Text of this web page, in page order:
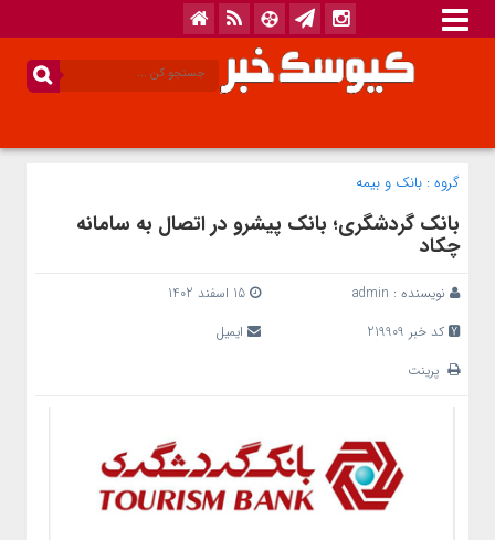
گروه : بانک‌ و بیمه
بانک گردشگری؛ بانک پیشرو در اتصال به سامانه
چکاد
نویسنده : admin
15 اسفند 1402
کد خبر 219909
ایمیل
پرینت